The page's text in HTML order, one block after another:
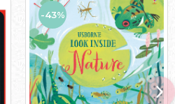
-43%